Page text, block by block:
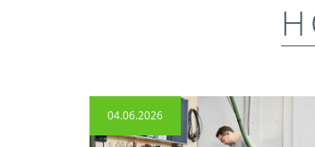
04.06.2026